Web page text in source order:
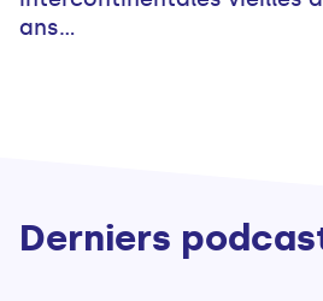
ans…
Derniers